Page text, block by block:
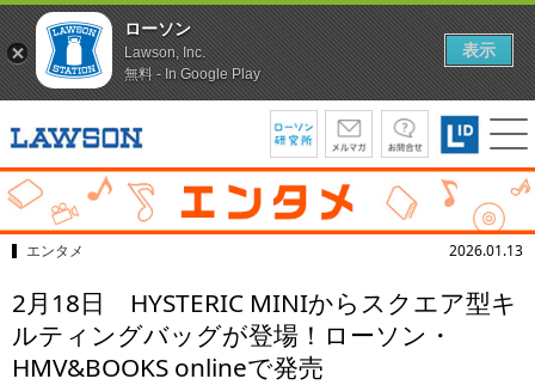
エンタメ 2026.01.13
2月18日 HYSTERIC MINIからスクエア型キ
ルティングバッグが登場！ローソン・
HMV&BOOKS onlineで発売
ローソン
Lawson, Inc.
無料 - In Google Play
表示